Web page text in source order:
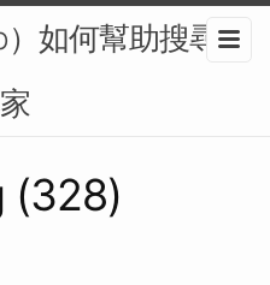
如何幫助搜尋引
(328)